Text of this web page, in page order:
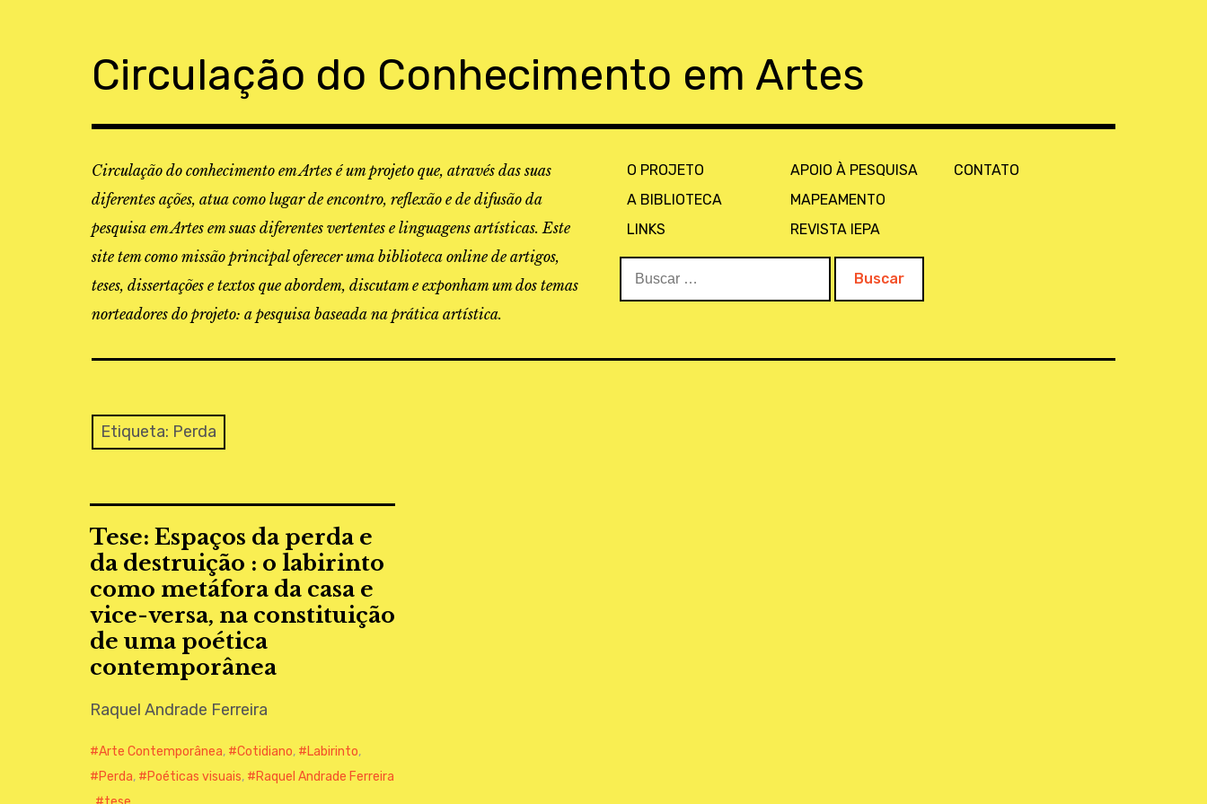
Circulação do Conhecimento em Artes
Circulação do conhecimento em Artes é um projeto que, através das suas
diferentes ações, atua como lugar de encontro, reflexão e de difusão da
pesquisa em Artes em suas diferentes vertentes e linguagens artísticas. Este
site tem como missão principal oferecer uma biblioteca online de artigos,
teses, dissertações e textos que abordem, discutam e exponham um dos temas
norteadores do projeto: a pesquisa baseada na prática artística.
O PROJETO
A BIBLIOTECA
LINKS
APOIO À PESQUISA
MAPEAMENTO
REVISTA IEPA
CONTATO
Etiqueta: Perda
Tese: Espaços da perda e
da destruição : o labirinto
como metáfora da casa e
vice-versa, na constituição
de uma poética
contemporânea
Raquel Andrade Ferreira
Arte Contemporânea, Cotidiano, Labirinto,
Perda, Poéticas visuais,
Raquel Andrade Ferreira